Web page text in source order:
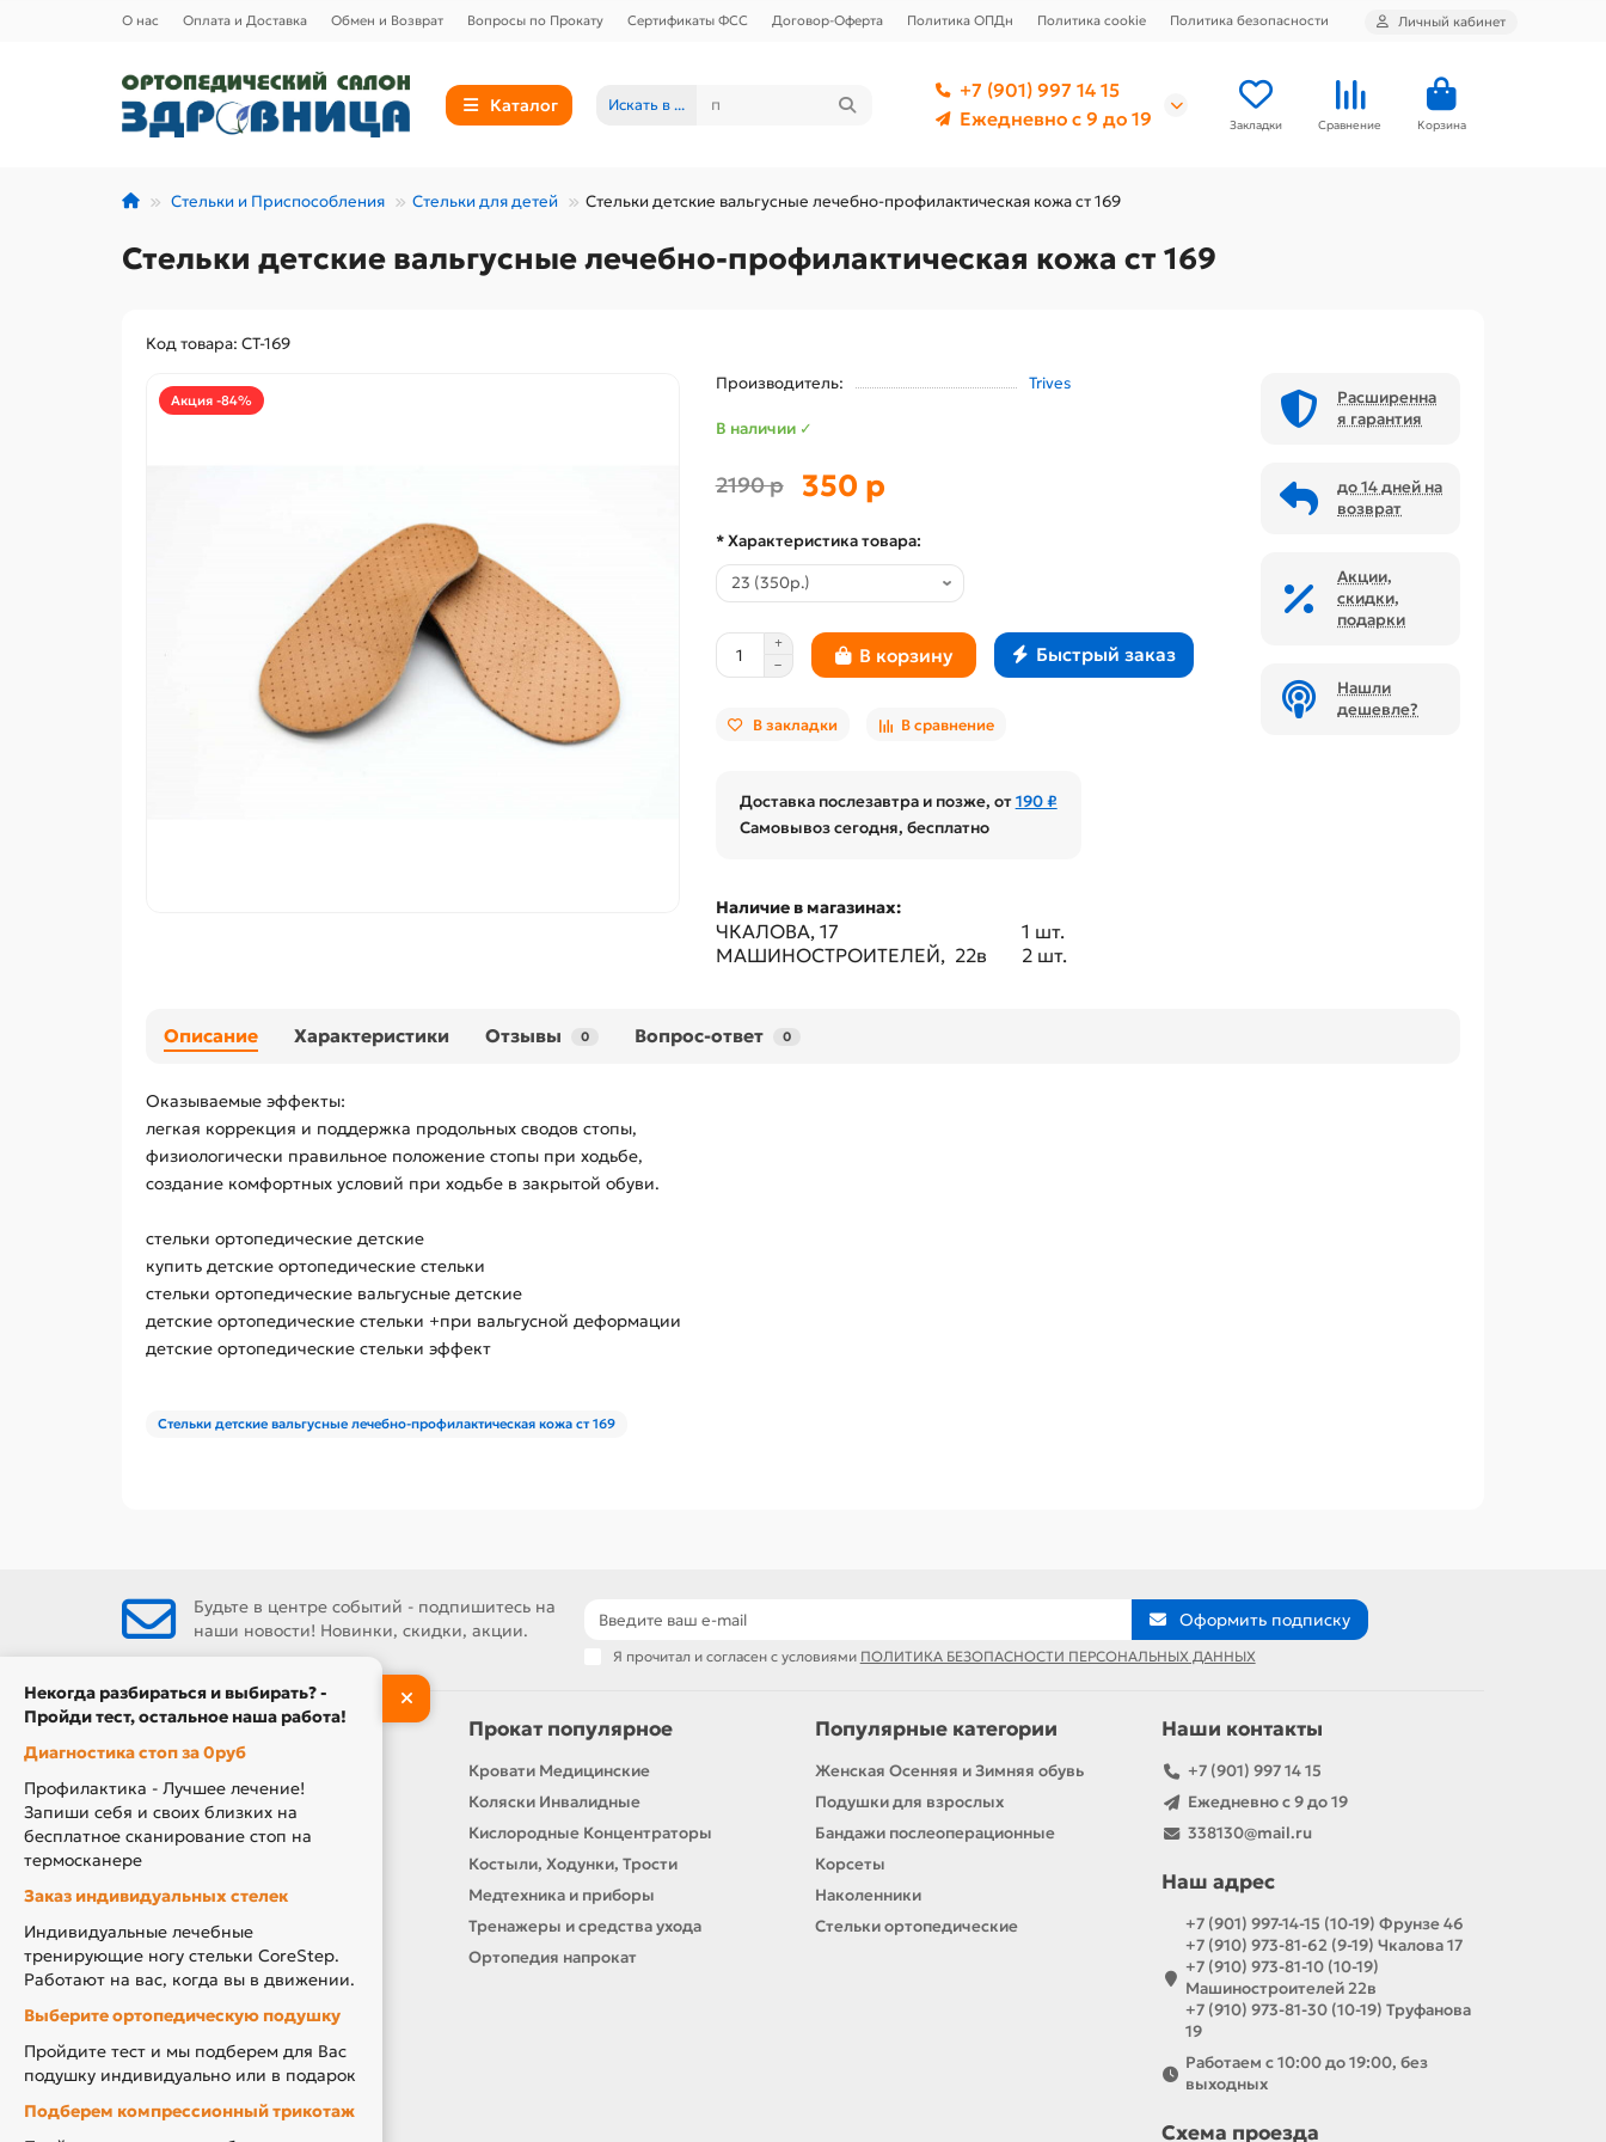
О нас Оплата и Доставка Обмен и Возврат Вопросы по Прокату Сертификаты ФСС Договор-Оферта Политика ОПДн Политика cookie Политика безопасности Личный кабинет
Каталог Искать в ...
+7 (901) 997 14 15
Ежедневно с 9 до 19
Закладки Сравнение Корзина
Стельки и Приспособления Стельки для детей Стельки детские вальгусные лечебно-профилактическая кожа ст 169
Стельки детские вальгусные лечебно-профилактическая кожа ст 169
Код товара: СТ-169
Акция -84%
Производитель: Trives
В наличии ✓
2190 р 350 р
* Характеристика товара:
В корзину Быстрый заказ
В закладки В сравнение
Доставка послезавтра и позже, от190 ₽
Самовывоз сегодня, бесплатно
Наличие в магазинах:
ЧКАЛОВА, 17
1 шт.
МАШИНОСТРОИТЕЛЕЙ, 22в
2 шт.
Расширенна
я гарантия
до 14 дней на
возврат
Акции,
скидки,
подарки
Нашли
дешевле?
Описание Характеристики Отзывы 0 Вопрос-ответ 0
Оказываемые эффекты:
легкая коррекция и поддержка продольных сводов стопы,
физиологически правильное положение стопы при ходьбе,
создание комфортных условий при ходьбе в закрытой обуви.
стельки ортопедические детские
купить детские ортопедические стельки
стельки ортопедические вальгусные детские
детские ортопедические стельки +при вальгусной деформации
детские ортопедические стельки эффект
Стельки детские вальгусные лечебно-профилактическая кожа ст 169
Будьте в центре событий - подпишитесь на
наши новости! Новинки, скидки, акции.
Оформить подписку
Я прочитал и согласен с условиями ПОЛИТИКА БЕЗОПАСНОСТИ ПЕРСОНАЛЬНЫХ ДАННЫХ
Информация
О нас
Производители
Новости
Оплата и доставка
Подарочный сертификат
Товары по Акции
Акция Вторая Жизнь
Акция Скидка за Отзыв
Компенсация за ТСР
Прокат популярное
Кровати Медицинские
Коляски Инвалидные
Кислородные Концентраторы
Костыли, Ходунки, Трости
Медтехника и приборы
Тренажеры и средства ухода
Ортопедия напрокат
Популярные категории
Женская Осенняя и Зимняя обувь
Подушки для взрослых
Бандажи послеоперационные
Корсеты
Наколенники
Стельки ортопедические
Наши контакты
+7 (901) 997 14 15
Ежедневно с 9 до 19
338130@mail.ru
Наш адрес
+7 (901) 997-14-15 (10-19) Фрунзе 46
+7 (910) 973-81-62 (9-19) Чкалова 17
+7 (910) 973-81-10 (10-19)
Машиностроителей 22в
+7 (910) 973-81-30 (10-19) Труфанова
19
Работаем с 10:00 до 19:00, без
выходных
Схема проезда
Некогда разбираться и выбирать? -
Пройди тест, остальное наша работа!
Диагностика стоп за 0руб
Профилактика - Лучшее лечение!
Запиши себя и своих близких на
бесплатное сканирование стоп на
термосканере
Заказ индивидуальных стелек
Индивидуальные лечебные
тренирующие ногу стельки CoreStep.
Работают на вас, когда вы в движении.
Выберите ортопедическую подушку
Пройдите тест и мы подберем для Вас
подушку индивидуально или в подарок
Подберем компрессионный трикотаж